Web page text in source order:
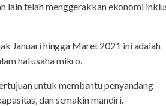
lain telah menggerakkan ekonomi
Januari hingga Maret 2021 ini adalah
hal usaha mikro.
untuk membantu penyandang
dan semakin mandiri.